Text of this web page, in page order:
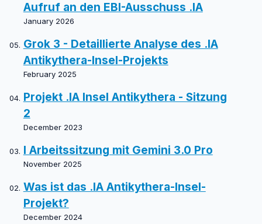
Aufruf an den EBI-Ausschuss .IA
January 2026
Grok 3 - Detaillierte Analyse des .IA
Antikythera-Insel-Projekts
February 2025
Projekt .IA Insel Antikythera - Sitzung
2
December 2023
I Arbeitssitzung mit Gemini 3.0 Pro
November 2025
Was ist das .IA Antikythera-Insel-
Projekt?
December 2024